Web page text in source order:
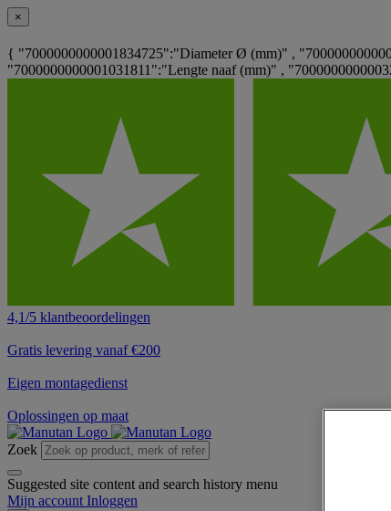
×
{ "7000000000001834725":"Diameter Ø (mm)" ,
"7000000000001031811":"Lengte naaf (mm)" ,
4,1/5 klantbeoordelingen
Gratis levering vanaf €200
Eigen montagedienst
Oplossingen op maat
Zoek
Suggested site content and search history menu
Mijn account Inloggen